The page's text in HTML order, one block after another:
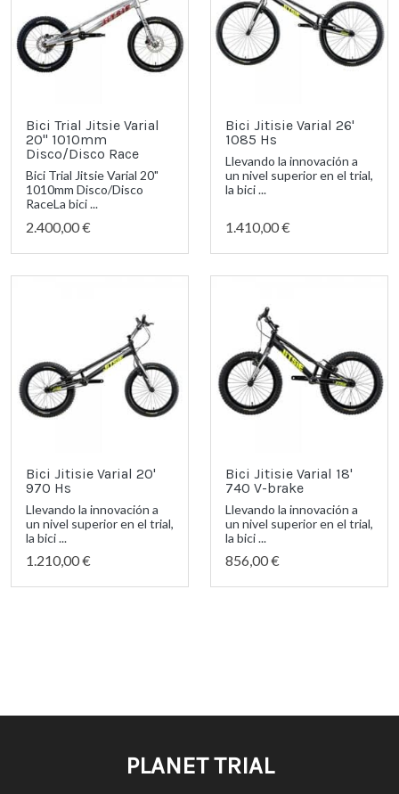
Bici Trial Jitsie Varial
20" 1010mm
Disco/Disco Race
Bici Trial Jitsie Varial 20"
1010mm Disco/Disco
RaceLa bici ...
2.400,00 €
Bici Jitisie Varial 26'
1085 Hs
Llevando la innovación a
un nivel superior en el trial,
la bici ...
1.410,00 €
Bici Jitisie Varial 20'
970 Hs
Llevando la innovación a
un nivel superior en el trial,
la bici ...
1.210,00 €
Bici Jitisie Varial 18'
740 V-brake
Llevando la innovación a
un nivel superior en el trial,
la bici ...
856,00 €
PLANET TRIAL